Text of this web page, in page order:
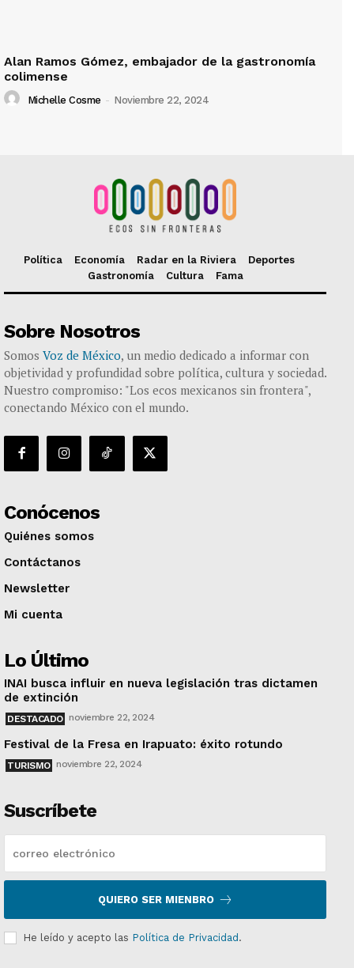
Alan Ramos Gómez, embajador de la gastronomía
colimense
Michelle Cosme - Noviembre 22, 2024
Política Economía Radar en la Riviera
Deportes
Gastronomía
Cultura Fama
Sobre Nosotros
Somos Voz de México, un medio dedicado a informar con
objetividad y profundidad sobre política, cultura y sociedad.
Nuestro compromiso: "Los ecos mexicanos sin frontera",
conectando México con el mundo.
Conócenos
Quiénes somos
Contáctanos
Newsletter
Mi cuenta
Lo Último
INAI busca influir en nueva legislación tras dictamen
de extinción
DESTACADO noviembre 22, 2024
Festival de la Fresa en Irapuato: éxito rotundo
TURISMO noviembre 22, 2024
Suscríbete
QUIERO SER MIENBRO
He leído y acepto las Política de Privacidad.